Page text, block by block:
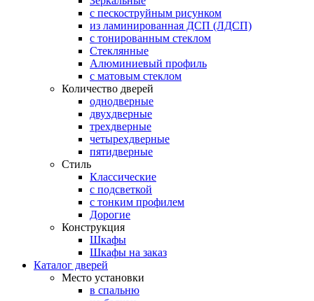
с пескоструйным рисунком
из ламинированная ДСП (ЛДСП)
с тонированным стеклом
Стеклянные
Алюминиевый профиль
с матовым стеклом
Количество дверей
однодверные
двухдверные
трехдверные
четырехдверные
пятидверные
Стиль
Классические
с подсветкой
с тонким профилем
Дорогие
Конструкция
Шкафы
Шкафы на заказ
Каталог дверей
Место установки
в спальню